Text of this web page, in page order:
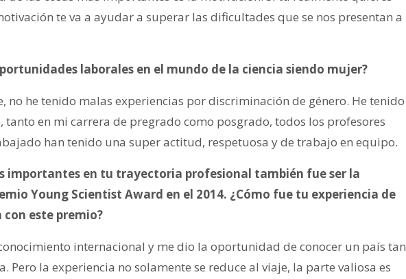
te va a ayudar a superar las dificultades que se nos presentan a
laborales en el mundo de la ciencia siendo mujer?
no he tenido malas experiencias por discriminación de género. He tenido
tanto en mi carrera de pregrado como posgrado, todos los profesores
han tenido una super actitud, respetuosa y de trabajo en equipo.
importantes en tu trayectoria profesional también fue ser la
Young Scientist Award en el 2014. ¿Cómo fue tu experiencia de
este premio?
internacional y me dio la oportunidad de conocer un país tan
Pero la experiencia no solamente se reduce al viaje, la parte valiosa es